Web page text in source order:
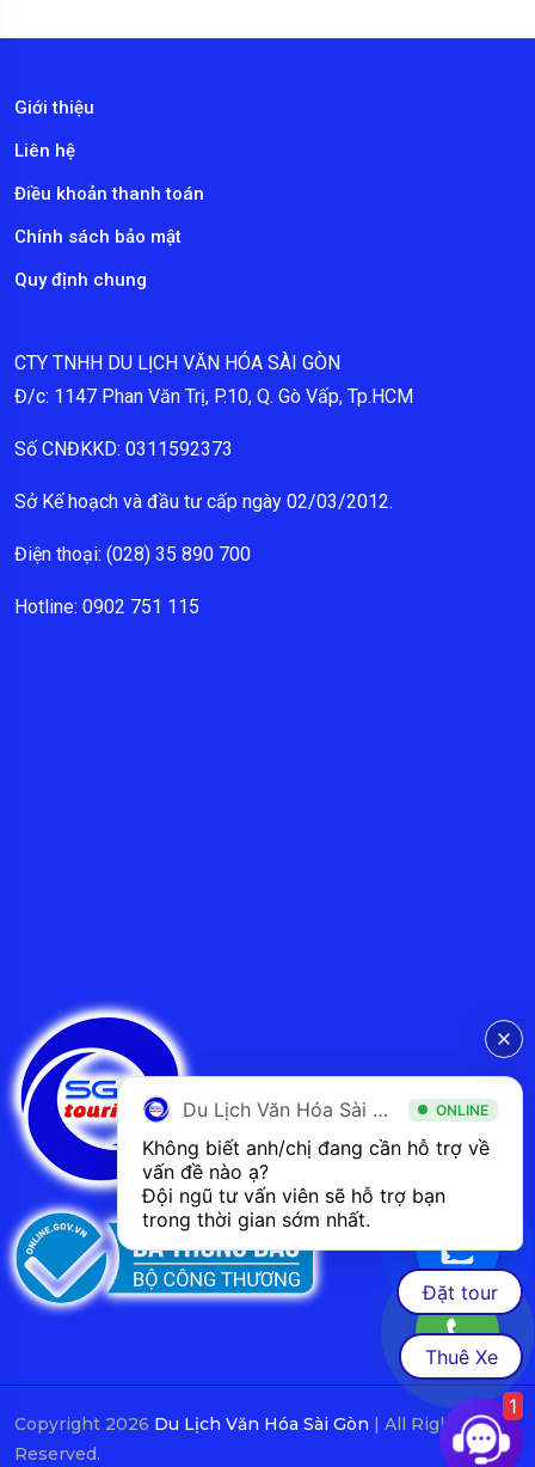
Giới thiệu
Liên hệ
Điều khoản thanh toán
Chính sách bảo mật
Quy định chung
CTY TNHH DU LỊCH VĂN HÓA SÀI GÒN
Đ/c: 1147 Phan Văn Trị, P.10, Q. Gò Vấp, Tp.HCM
Số CNĐKKD: 0311592373
Sở Kế hoạch và đầu tư cấp ngày 02/03/2012.
Điện thoại: (028) 35 890 700
Hotline: 0902 751 115
Copyright 2026 Du Lịch Văn Hóa Sài Gòn | All Rights
Reserved.
Du Lịch Văn Hóa Sài Gòn ONLINE
Không biết anh/chị đang cần hỗ trợ về
vấn đề nào ạ?
Đội ngũ tư vấn viên sẽ hỗ trợ bạn
trong thời gian sớm nhất.
Đặt tour
Thuê Xe
1